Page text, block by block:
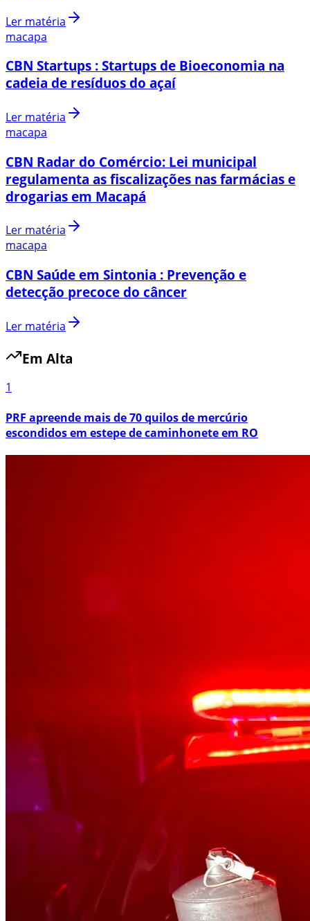
Ler matéria
macapa
CBN Startups : Startups de Bioeconomia na
cadeia de resíduos do açaí
Ler matéria
macapa
CBN Radar do Comércio: Lei municipal
regulamenta as fiscalizações nas farmácias e
drogarias em Macapá
Ler matéria
macapa
CBN Saúde em Sintonia : Prevenção e
detecção precoce do câncer
Ler matéria
Em Alta
1
PRF apreende mais de 70 quilos de mercúrio
escondidos em estepe de caminhonete em RO